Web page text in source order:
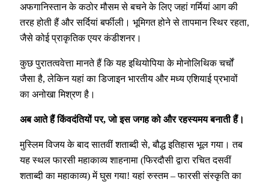
अफगानिस्तान के कठोर मौसम से बचने के लिए जहां गर्मियां आग की
तरह होती हैं और सर्दियां बर्फीली। भूमिगत होने से तापमान स्थिर रहता,
जैसे कोई प्राकृतिक एयर कंडीशनर।
कुछ पुरातत्ववेत्ता मानते हैं कि यह इथियोपिया के मोनोलिथिक चर्चों
जैसा है, लेकिन यहां का डिजाइन भारतीय और मध्य एशियाई प्रभावों
का अनोखा मिश्रण है।
अब आते हैं किंवदंतियों पर, जो इस जगह को और रहस्यमय बनाती हैं।
मुस्लिम विजय के बाद सातवीं शताब्दी से, बौद्ध इतिहास भूल गया। तब
यह स्थल फारसी महाकाव्य शाहनामा (फिरदौसी द्वारा रचित दसवीं
शताब्दी का महाकाव्य) में घुस गया! यहां रुस्तम – फारसी संस्कृति का